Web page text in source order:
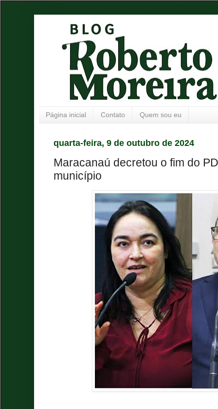
Página inicial Contato Quem sou eu
quarta-feira, 9 de outubro de 2024
Maracanaú decretou o fim do
município